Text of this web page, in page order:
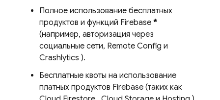
Полное использование бесплатных
продуктов и функций Firebase *
(например, авторизация через
социальные сети, Remote Config и
Crashlytics ).
Бесплатные квоты на использование
платных продуктов Firebase (таких как